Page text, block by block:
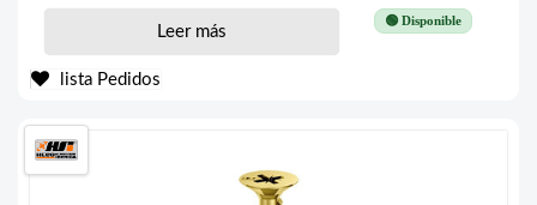
🟢 Disponible
Leer más
lista Pedidos